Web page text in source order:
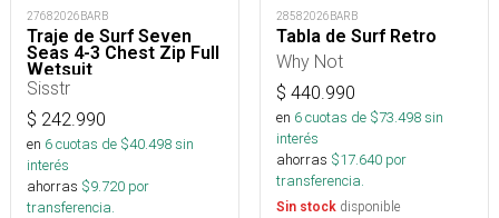
27682026BARB
Traje de Surf Seven
Seas 4-3 Chest Zip Full
Wetsuit
Sisstr
$ 242.990
en 6cuotas de $40.498sin
interés
ahorras $9.720 por
transferencia.
28582026BARB
Tabla de Surf Retro
Why Not
$ 440.990
en 6cuotas de $73.498sin
interés
ahorras $17.640 por
transferencia.
Sin stock disponible